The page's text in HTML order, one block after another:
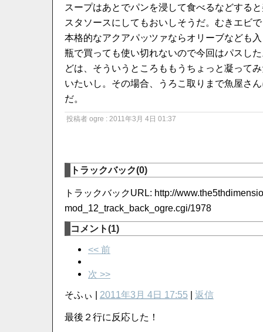
スープはあとでパンを浸して食べるなどする
スタソースにしてもおいしそうだ。むきエビ
本格的なアクアパッツァならオリーブなども
瓶で買っても使い切れないので今回はパスし
どは、そういうところももうちょっと凝って
いたいし。その場合、うろこ取りまで魚屋さ
だ。
投稿者 ogre : 2011年3月 4日 01:37
トラックバック(0)
トラックバックURL: http://
mod_12_track_back_ogre.cgi/1978
コメント(1)
<< 前
次 >>
そふぃ | 2011年3月 4日 17:55 | 返信
最後２行に反応した！